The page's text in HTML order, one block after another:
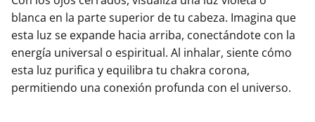
blanca en la parte superior de tu cabeza. Imagina que
esta luz se expande hacia arriba, conectándote con la
energía universal o espiritual. Al inhalar, siente cómo
esta luz purifica y equilibra tu chakra corona,
permitiendo una conexión profunda con el universo.